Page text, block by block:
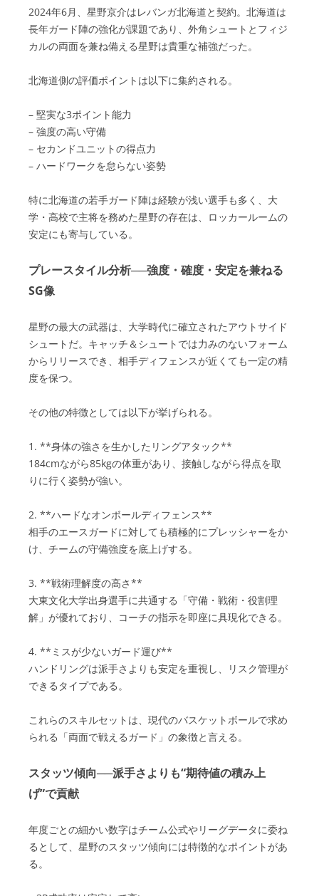
2024年6月、星野京介はレバンガ北海道と契約。北海道は
長年ガード陣の強化が課題であり、外角シュートとフィジ
カルの両面を兼ね備える星野は貴重な補強だった。
北海道側の評価ポイントは以下に集約される。
– 堅実な3ポイント能力
– 強度の高い守備
– セカンドユニットの得点力
– ハードワークを怠らない姿勢
特に北海道の若手ガード陣は経験が浅い選手も多く、大
学・高校で主将を務めた星野の存在は、ロッカールームの
安定にも寄与している。
プレースタイル分析──強度・確度・安定を兼ねる
SG像
星野の最大の武器は、大学時代に確立されたアウトサイド
シュートだ。キャッチ＆シュートでは力みのないフォーム
からリリースでき、相手ディフェンスが近くても一定の精
度を保つ。
その他の特徴としては以下が挙げられる。
1. **身体の強さを生かしたリングアタック**
184cmながら85kgの体重があり、接触しながら得点を取
りに行く姿勢が強い。
2. **ハードなオンボールディフェンス**
相手のエースガードに対しても積極的にプレッシャーをか
け、チームの守備強度を底上げする。
3. **戦術理解度の高さ**
大東文化大学出身選手に共通する「守備・戦術・役割理
解」が優れており、コーチの指示を即座に具現化できる。
4. **ミスが少ないガード運び**
ハンドリングは派手さよりも安定を重視し、リスク管理が
できるタイプである。
これらのスキルセットは、現代のバスケットボールで求め
られる「両面で戦えるガード」の象徴と言える。
スタッツ傾向──派手さよりも“期待値の積み上
げ”で貢献
年度ごとの細かい数字はチーム公式やリーグデータに委ね
るとして、星野のスタッツ傾向には特徴的なポイントがあ
る。